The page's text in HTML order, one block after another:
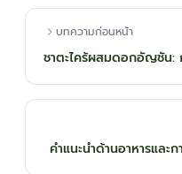
บทความก่อนหน้า
ชาตะไคร้ผสมดอกอัญชัน:
คำแนะนำด้านอาหารและ